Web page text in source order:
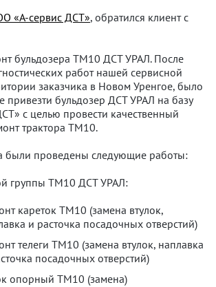
«А-сервис ДСТ», обратился клиент с
бульдозера ТМ10 ДСТ УРАЛ. После
работ нашей сервисной
заказчика в Новом Уренгое, было
привезти бульдозер ДСТ УРАЛ на базу
с целью провести качественный
трактора ТМ10.
были проведены следующие работы:
группы ТМ10 ДСТ УРАЛ:
кареток ТМ10 (замена втулок,
и расточка посадочных отверстий)
телеги ТМ10 (замена втулок, наплавка
посадочных отверстий)
опорный ТМ10 (замена)